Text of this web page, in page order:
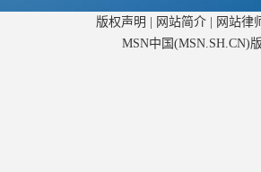
版权声明 网站简介|
网站律
MSN中国(MSN.SH.CN)